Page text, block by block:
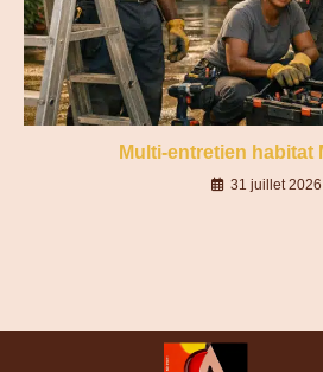
Multi-entretien habitat
31 juillet 2026